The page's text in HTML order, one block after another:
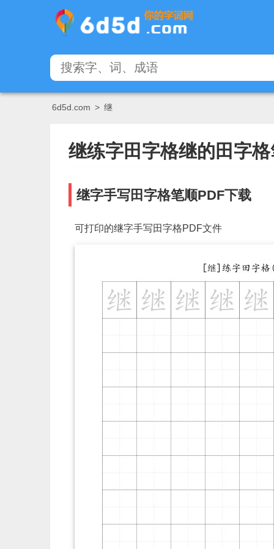
6d5d.com > 继
继练字田字格继的田字
继字手写田字格笔顺PDF下载
可打印的继字手写田字格PDF文件